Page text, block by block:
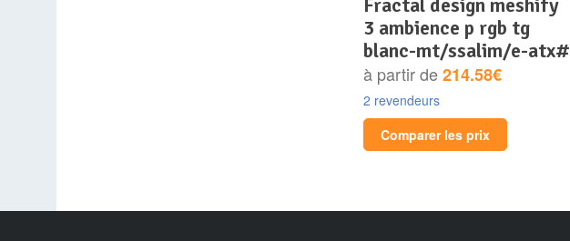
fractal design meshify
3 ambience p rgb tg
blanc-mt/ssalim/e-atx#
à partir de214.58€
2 revendeurs
Comparer les prix